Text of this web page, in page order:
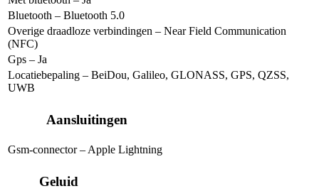
Bluetooth – Bluetooth 5.0
Overige draadloze verbindingen – Near Field Communication
(NFC)
Gps – Ja
Locatiebepaling – BeiDou, Galileo, GLONASS, GPS, QZSS,
UWB
Aansluitingen
Gsm-connector – Apple Lightning
Geluid